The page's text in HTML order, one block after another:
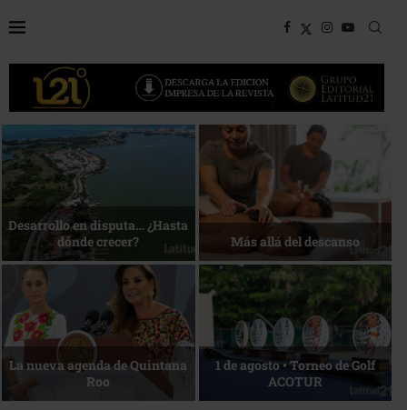
Bottega, un viaje servido a la
mesa
Energía que Impulsa la
competitividad
Reconocimiento de viajeros La esencia del servicio